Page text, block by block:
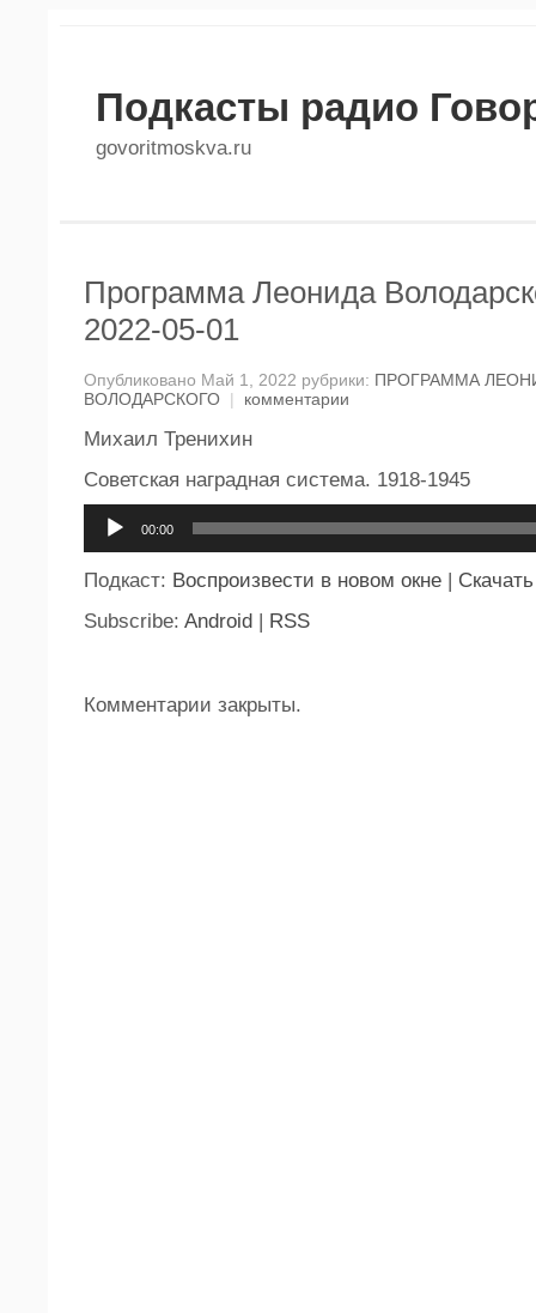
Подкасты радио
govoritmoskva.ru
Программа Леонида
2022-05-01
Опубликовано Май 1, 2022 рубрики: ПРОГРАММА
ВОЛОДАРСКОГО | комментарии
Михаил Тренихин
Советская наградная система. 1918-1945
00:00
Подкаст: Воспроизвести в новом окне | Скачать
Subscribe: Android | RSS
Комментарии закрыты.